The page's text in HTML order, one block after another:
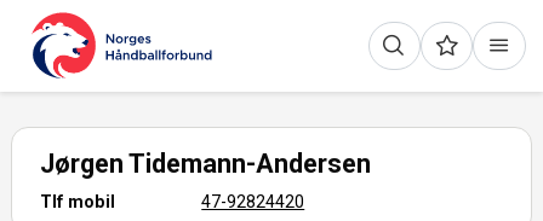
Jørgen Tidemann-Andersen
Tlf mobil 47-92824420